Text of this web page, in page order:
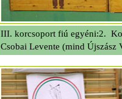
III. korcsoport fiú egyéni:2.
Csobai Levente (mind Újszász